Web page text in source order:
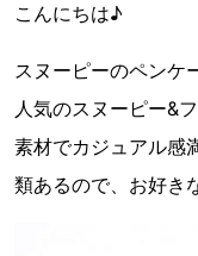
こんにちは♪
スヌーピーのペンケ
人気のスヌーピー&
素材でカジュアル感
類あるので、お好き